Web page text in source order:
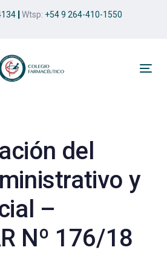
Wtsp: +54 9 264-410-1550
del
y
–
Nº 176/18